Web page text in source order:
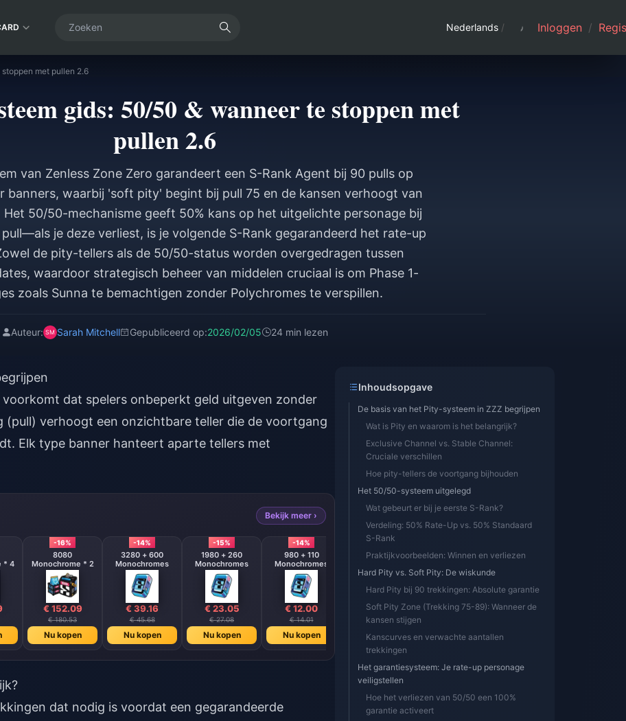
Nederlands / Inloggen /
met pullen 2.6
gids: 50/50 & wanneer te stoppen met
pullen 2.6
van Zenless Zone Zero garandeert een S-Rank Agent bij 90 pulls op
banners, waarbij 'soft pity' begint bij pull 75 en de kansen verhoogt van
Het 50/50-mechanisme geeft 50% kans op het uitgelichte personage bij
pull—als je deze verliest, is je volgende S-Rank gegarandeerd het rate-up
de pity-tellers als de 50/50-status worden overgedragen tussen
waardoor strategisch beheer van middelen cruciaal is om Phase 1-
zoals Sunna te bemachtigen zonder Polychromes te verspillen.
Auteur: Sarah Mitchell Gepubliceerd op:2026/02/05 24 min lezen
dat spelers onbeperkt geld uitgeven zonder
(pull) verhoogt een onzichtbare teller die de voortgang
Elk type banner hanteert aparte tellers met
Bekijk meer ›
* 4
-16%
8080
Monochrome * 2
€ 152.09
€ 180.53
Nu kopen
-14%
3280 + 600
Monochromes
€ 39.16
€ 45.68
Nu kopen
-15%
1980 + 260
Monochromes
€ 23.05
€ 27.08
Nu kopen
-14%
980 + 110
Monochromes
€ 12.00
€ 14.01
Nu kopen
-14%
300 + 30
€ 3.87
€ 4.52
Nu kopen
60 Monochromes
€ 0.90
Nu kopen
dat nodig is voordat een gegarandeerde
Inhoudsopgave
De basis van het Pity-systeem in ZZZ begrijpen
Wat is Pity en waarom is het belangrijk?
Exclusive Channel vs. Stable Channel:
Cruciale verschillen
Hoe pity-tellers de voortgang bijhouden
Het 50/50-systeem uitgelegd
Wat gebeurt er bij je eerste S-Rank?
Verdeling: 50% Rate-Up vs. 50% Standaard
S-Rank
Praktijkvoorbeelden: Winnen en verliezen
Hard Pity vs. Soft Pity: De wiskunde
Hard Pity bij 90 trekkingen: Absolute garantie
Soft Pity Zone (Trekking 75-89): Wanneer de
kansen stijgen
Kanscurves en verwachte aantallen
trekkingen
Het garantiesysteem: Je rate-up personage
veiligstellen
Hoe het verliezen van 50/50 een 100%
garantie activeert